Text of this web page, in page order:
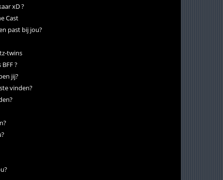
xD ?
Cast
past bij jou?
twins
?
jij?
vinden?